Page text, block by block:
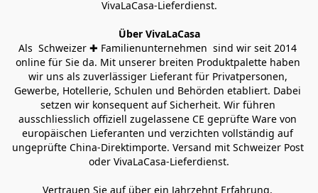
VivaLaCasa-Lieferdienst.
Über VivaLaCasa
Als  Schweizer ✚ Familienunternehmen  sind wir seit 2014
online für Sie da. Mit unserer breiten Produktpalette haben
wir uns als zuverlässiger Lieferant für Privatpersonen,
Gewerbe, Hotellerie, Schulen und Behörden etabliert. Dabei
setzen wir konsequent auf Sicherheit. Wir führen
ausschliesslich offiziell zugelassene CE geprüfte Ware von
europäischen Lieferanten und verzichten vollständig auf
ungeprüfte China-Direktimporte. Versand mit Schweizer Post
oder VivaLaCasa-Lieferdienst.
Vertrauen Sie auf über ein Jahrzehnt Erfahrung,